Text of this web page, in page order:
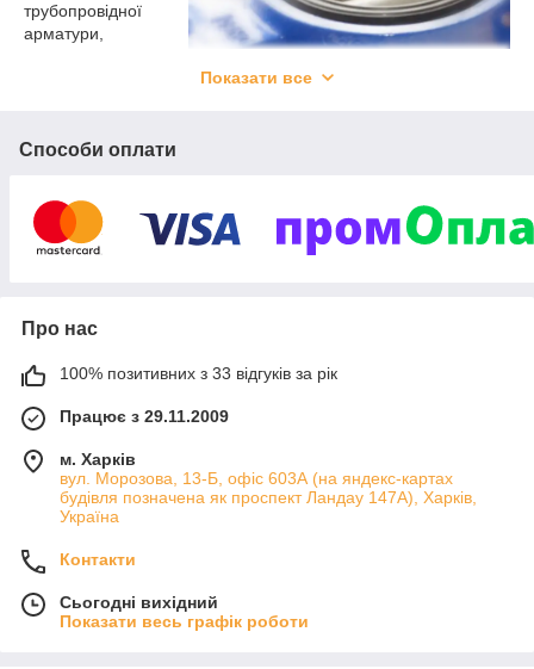
трубопровідної
арматури,
матеріалів,
продукції для різних
галузей
промисловості:
В асортименті нашої компанії представлена продукція як
вітчизняних, так і провідних зарубіжних виробників, таких як:
TLV (Японія)
BELIMO (Швейцарія)
MUT, VALTEC (Італія)
SFERACO (Франція)
ZETKAMA, BROEN, EFAR, METALPOL, ARMAK
AYVAZ, DUYAR (Туреччина)
Показати все
Способи оплати
Про нас
100% позитивних з 33 відгуків за рік
Працює з 29.11.2009
м. Харків
вул. Морозова, 13-Б, офіс 603А (на яндекс-картах
будівля позначена як проспект Ландау 147А), Харків,
Україна
Контакти
Сьогодні вихідний
Показати весь графік роботи